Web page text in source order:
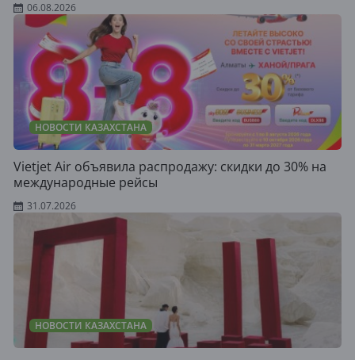
06.08.2026
НОВОСТИ КАЗАХСТАНА
Vietjet Air объявила распродажу: скидки до 30% на
международные рейсы
31.07.2026
НОВОСТИ КАЗАХСТАНА